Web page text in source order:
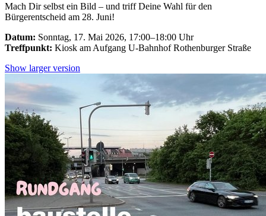
Mach Dir selbst ein Bild – und triff Deine Wahl für den
Bürgerentscheid am 28. Juni!
Datum: Sonntag, 17. Mai 2026, 17:00–18:00 Uhr
Treffpunkt: Kiosk am Aufgang U-Bahnhof Rothenburger Straße
Show larger version